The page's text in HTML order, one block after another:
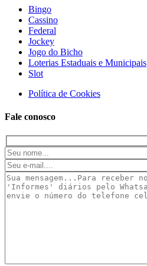
Bingo
Cassino
Federal
Jockey
Jogo do Bicho
Loterias Estaduais e Municipais
Slot
Política de Cookies
Fale conosco